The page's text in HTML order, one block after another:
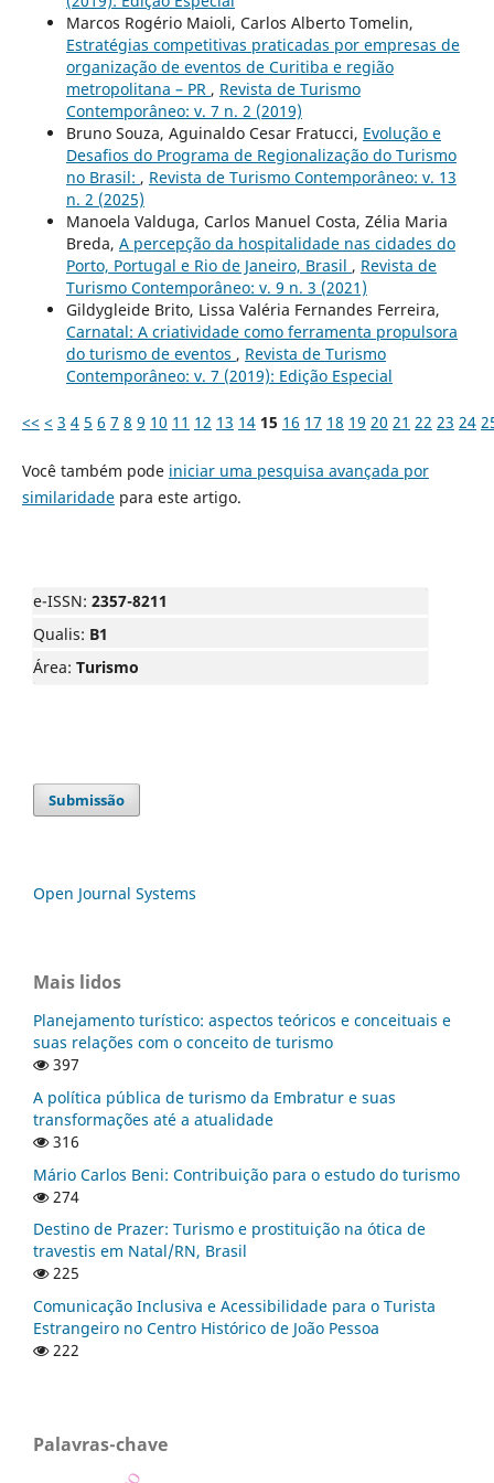
Marcos Rogério Maioli, Carlos Alberto Tomelin,
Estratégias competitivas praticadas por empresas de
organização de eventos de Curitiba e região
metropolitana – PR , Revista de Turismo
Contemporâneo: v. 7 n. 2 (2019)
Bruno Souza, Aguinaldo Cesar Fratucci, Evolução e
Desafios do Programa de Regionalização do Turismo
no Brasil: , Revista de Turismo Contemporâneo: v. 13
n. 2 (2025)
Manoela Valduga, Carlos Manuel Costa, Zélia Maria
Breda, A percepção da hospitalidade nas cidades do
Porto, Portugal e Rio de Janeiro, Brasil , Revista de
Turismo Contemporâneo: v. 9 n. 3 (2021)
Gildygleide Brito, Lissa Valéria Fernandes Ferreira,
Carnatal: A criatividade como ferramenta propulsora
do turismo de eventos , Revista de Turismo
Contemporâneo: v. 7 (2019): Edição Especial
<< < 3 4 5 6 7 8 9 10 11 12 13 14 15 16 17 18 19 20 21 22 23 24
Você também pode iniciar uma pesquisa avançada por
similaridadepara este artigo.
e-ISSN: 2357-8211
Qualis: B1
Área: Turismo
Submissão
Open Journal Systems
Mais lidos
Planejamento turístico: aspectos teóricos e conceituais e
suas relações com o conceito de turismo
397
A política pública de turismo da Embratur e suas
transformações até a atualidade
316
Mário Carlos Beni: Contribuição para o estudo do turismo
274
Destino de Prazer: Turismo e prostituição na ótica de
travestis em Natal/RN, Brasil
225
Comunicação Inclusiva e Acessibilidade para o Turista
Estrangeiro no Centro Histórico de João Pessoa
222
Palavras-chave